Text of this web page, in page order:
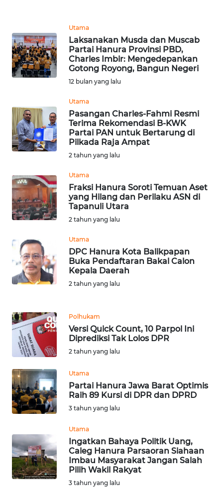
Utama
Laksanakan Musda dan Muscab
Partai Hanura Provinsi PBD,
Charles Imbir: Mengedepankan
Gotong Royong, Bangun Negeri
12 bulan yang lalu
Utama
Pasangan Charles-Fahmi Resmi
Terima Rekomendasi B-KWK
Partai PAN untuk Bertarung di
Pilkada Raja Ampat
2 tahun yang lalu
Utama
Fraksi Hanura Soroti Temuan Aset
yang Hilang dan Perilaku ASN di
Tapanuli Utara
2 tahun yang lalu
Utama
DPC Hanura Kota Balikpapan
Buka Pendaftaran Bakal Calon
Kepala Daerah
2 tahun yang lalu
Polhukam
Versi Quick Count, 10 Parpol Ini
Diprediksi Tak Lolos DPR
2 tahun yang lalu
Utama
Partai Hanura Jawa Barat Optimis
Raih 89 Kursi di DPR dan DPRD
3 tahun yang lalu
Utama
Ingatkan Bahaya Politik Uang,
Caleg Hanura Parsaoran Siahaan
Imbau Masyarakat Jangan Salah
Pilih Wakil Rakyat
3 tahun yang lalu
MEDIA
SIBER
REDAKSI
DISCLAIMER
Wahana
WN
SUMUT
JAKARTA
WN
JABAR
BANTEN
WN
NTT
KEPRI
WN
WN
PAPUA
BARAT